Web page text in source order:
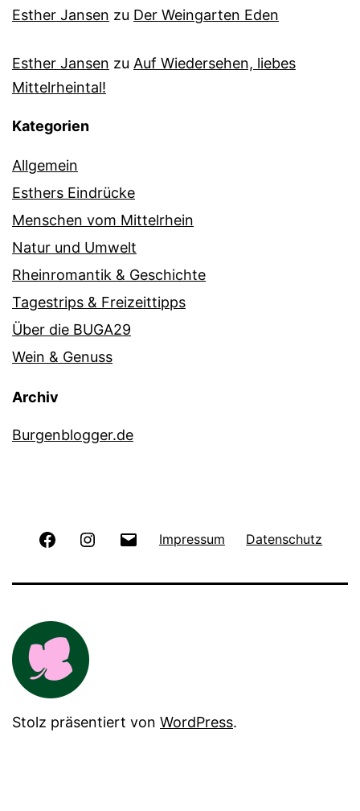
Esther Jansen zu Der Weingarten Eden
Esther Jansen zu Auf Wiedersehen, liebes
Mittelrheintal!
Kategorien
Allgemein
Esthers Eindrücke
Menschen vom Mittelrhein
Natur und Umwelt
Rheinromantik & Geschichte
Tagestrips & Freizeittipps
Über die BUGA29
Wein & Genuss
Archiv
Burgenblogger.de
FacebookInstagram Impressum Datenschutz
Stolz präsentiert von WordPress.